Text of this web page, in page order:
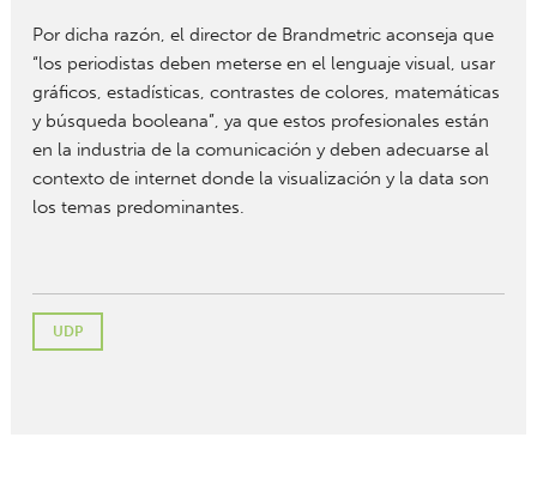
Por dicha razón, el director de Brandmetric aconseja que
“los periodistas deben meterse en el lenguaje visual, usar
gráficos, estadísticas, contrastes de colores, matemáticas
y búsqueda booleana”, ya que estos profesionales están
en la industria de la comunicación y deben adecuarse al
contexto de internet donde la visualización y la data son
los temas predominantes.
UDP